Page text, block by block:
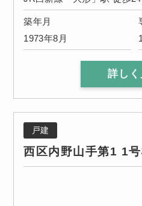
築年月
1973年8月
詳しく
戸建
西区内野山手第1 1